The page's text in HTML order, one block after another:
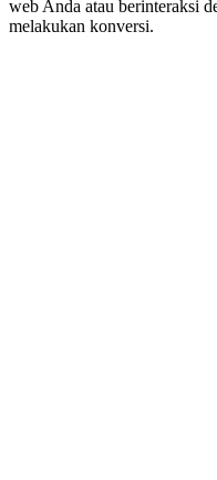
web Anda atau berinteraksi
melakukan konversi.